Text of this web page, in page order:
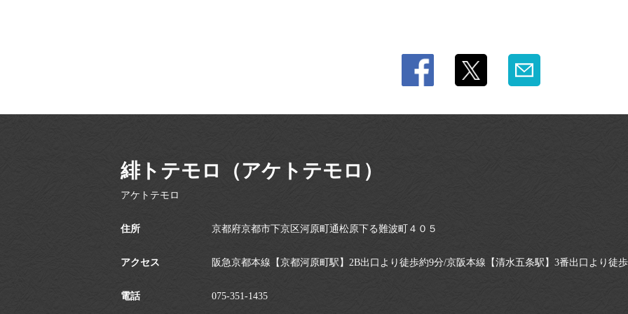
緋トテモロ（アケトテモロ）
アケトテモロ
住所 京都府京都市下京区河原町通松原下る難波町４０５
アクセス 阪急京都本線【京都河原町駅】2B出口より徒歩約9分/京阪本線【清水五条駅】3番出口より徒
電話 075-351-1435